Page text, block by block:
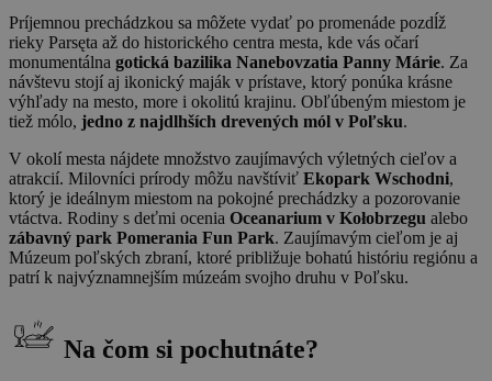
Príjemnou prechádzkou sa môžete vydať po promenáde pozdĺž
rieky Parsęta až do historického centra mesta, kde vás očarí
monumentálna gotická bazilika Nanebovzatia Panny Márie. Za
návštevu stojí aj ikonický maják v prístave, ktorý ponúka krásne
výhľady na mesto, more i okolitú krajinu. Obľúbeným miestom je
tiež mólo, jedno z najdlhších drevených mól v Poľsku.
V okolí mesta nájdete množstvo zaujímavých výletných cieľov a
atrakcií. Milovníci prírody môžu navštíviť Ekopark Wschodni,
ktorý je ideálnym miestom na pokojné prechádzky a pozorovanie
vtáctva. Rodiny s deťmi ocenia Oceanarium v ​​Kołobrzegu alebo
zábavný park Pomerania Fun Park. Zaujímavým cieľom je aj
Múzeum poľských zbraní, ktoré približuje bohatú históriu regiónu a
patrí k najvýznamnejším múzeám svojho druhu v Poľsku.
Na čom si pochutnáte?